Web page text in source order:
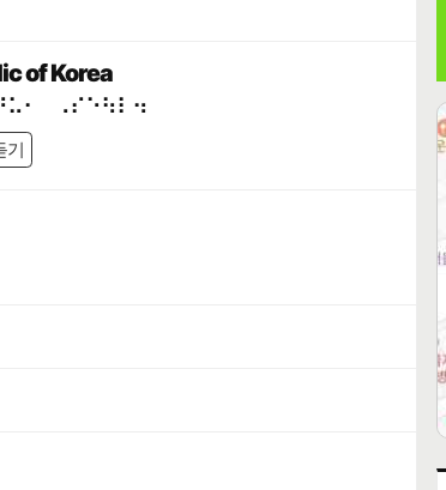
of Korea
기